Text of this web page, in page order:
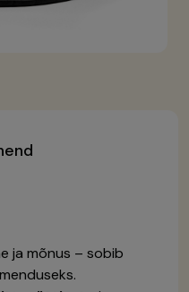
ja mõnus – sobib